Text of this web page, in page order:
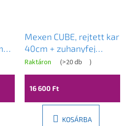
Mexen CUBE, rejtett kar
40cm + zuhanyfej
30x30cm, króm, 79112-
00 + 79130-00
Raktáron (>20 db )
16 600 Ft
KOSÁRBA